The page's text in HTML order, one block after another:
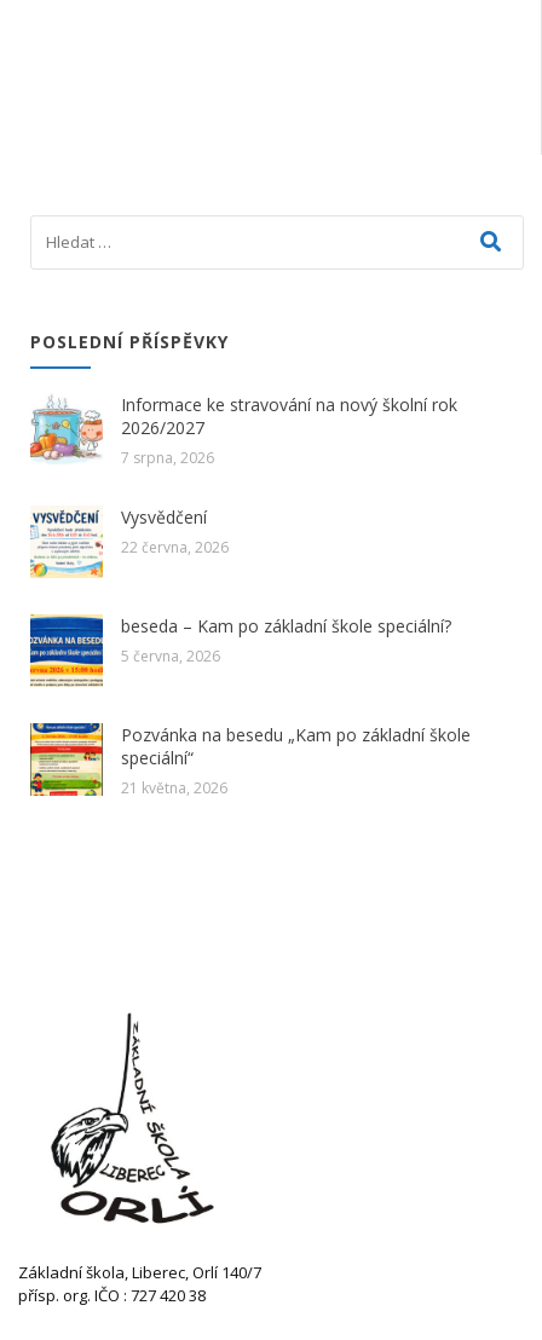
POSLEDNÍ PŘÍSPĚVKY
Informace ke stravování na nový školní rok
2026/2027
7 srpna, 2026
Vysvědčení
22 června, 2026
beseda – Kam po základní škole speciální?
5 června, 2026
Pozvánka na besedu „Kam po základní škole
speciální“
21 května, 2026
Základní škola, Liberec, Orlí 140/7
přísp. org. IČO : 727 420 38